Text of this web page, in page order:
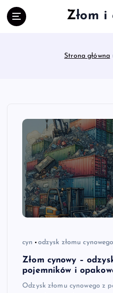
Złom
Strona główna
cyn odzysk złomu cynowego
Złom cynowy –
pojemników i
Odzysk złomu cynowego z